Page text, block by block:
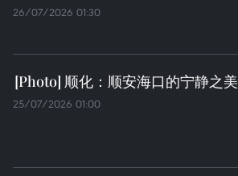
26/07/2026 01:30
顺化：顺安海口的宁静之美
25/07/2026 01:00